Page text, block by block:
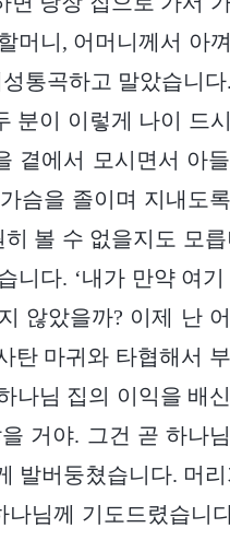
머니, 어머니께서 아
통곡하고 말았습니
분이 이렇게 나이 드
곁에서 모시면서 아
슴을 졸이며 지내도
볼 수 없을지도 모
니다. ‘내가 만약 여
않았을까? 이제 난
탄 마귀와 타협해서
나님 집의 이익을 배
거야. 그건 곧 하나
발버둥쳤습니다. 머
님께 기도드렸습니